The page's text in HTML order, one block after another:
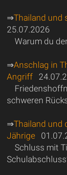
⇒Thailand und
25.07.2026
Warum du
⇒Anschlag in
Angriff
schweren
⇒Thailand und
Jährige
Schluss mit